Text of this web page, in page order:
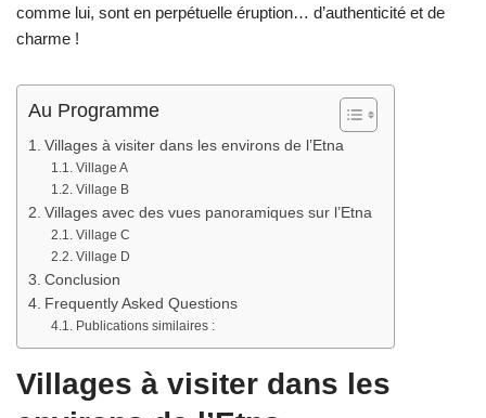
comme lui, sont en perpétuelle éruption… d’authenticité et de
charme !
Au Programme
Villages à visiter dans les environs de l’Etna
Village A
Village B
Villages avec des vues panoramiques sur l’Etna
Village C
Village D
Conclusion
Frequently Asked Questions
Publications similaires :
Villages à visiter dans les